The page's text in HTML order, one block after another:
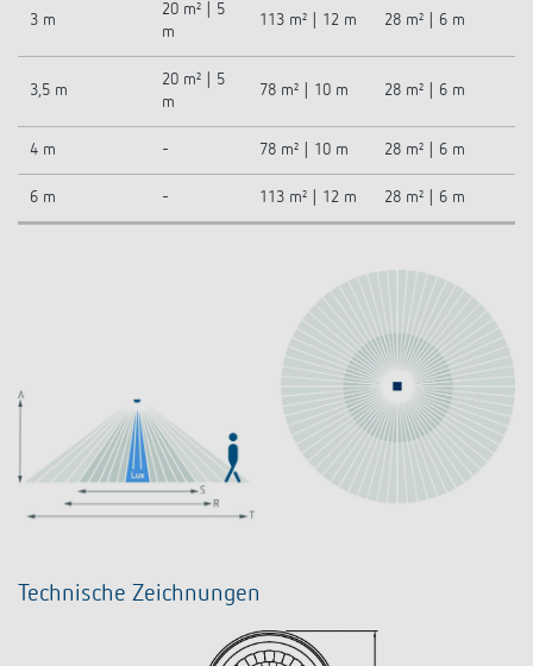
3 m
20 m² | 5
m
113 m² | 12 m 28 m² | 6 m
3,5 m
20 m² | 5
m
78 m² | 10 m 28 m² | 6 m
4 m - 78 m² | 10 m 28 m² | 6 m
6 m - 113 m² | 12 m 28 m² | 6 m
Technische Zeichnungen